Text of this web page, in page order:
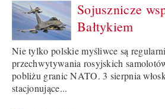
Sojusznicze
Bałtykiem
Nie tylko polskie myśliwce są
przechwytywania rosyjskich
pobliżu granic NATO. 3 sierpnia
stacjonujące...